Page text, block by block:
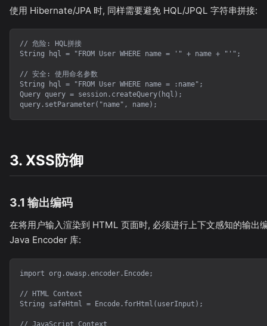
使用 Hibernate/JPA 时, 同样需要避免 HQL/JPQL 字符串拼接:
// 危险: HQL拼接
String hql = "FROM User WHERE name = '" + name + "'";
// 安全: 使用命名参数
String hql = "FROM User WHERE name = :name";
Query query = session.createQuery(hql);
query.setParameter("name", name);
3. XSS防御
3.1 输出编码
在将用户输入渲染到 HTML 页面时, 必须进行上下文感知的输出
Java Encoder 库:
import org.owasp.encoder.Encode;
// HTML Context
String safeHtml = Encode.forHtml(userInput);
// JavaScript Context